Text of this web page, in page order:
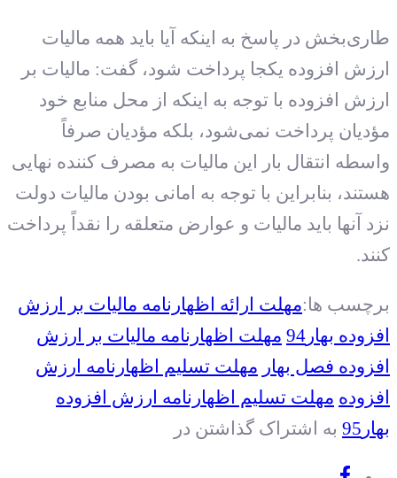
طاری‌بخش در پاسخ به اینکه آیا باید همه مالیات
ارزش افزوده یکجا پرداخت شود، گفت: مالیات بر
ارزش افزوده با توجه به اینکه از محل منابع خود
مؤدیان پرداخت نمی‌شود، بلکه مؤدیان صرفاً
واسطه انتقال بار این مالیات به مصرف کننده نهایی
هستند، بنابراین با توجه به امانی بودن مالیات دولت
نزد آنها باید مالیات و عوارض متعلقه را نقداً پرداخت
کنند.
برچسب ها:مهلت ارائه اظهارنامه مالیات بر ارزش
افزوده بهار94
مهلت اظهارنامه مالیات بر ارزش
افزوده فصل بهار مهلت تسليم اظهارنامه ارزش
افزوده مهلت تسليم اظهارنامه ارزش افزوده
بهار95
به اشتراک گذاشتن در